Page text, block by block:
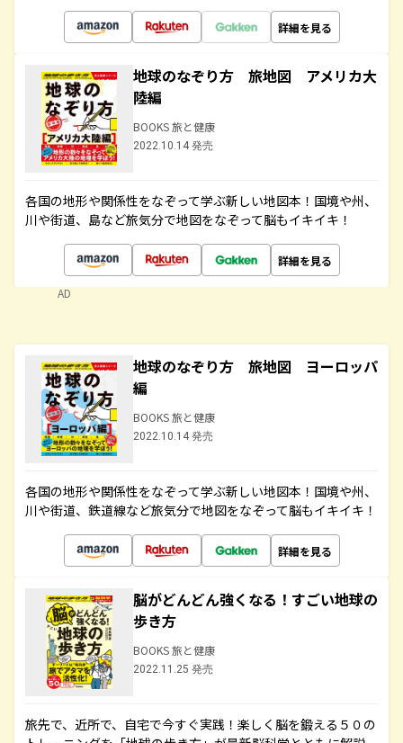
詳細を見る
地球のなぞり方 旅地図 アメリカ大
陸編
BOOKS 旅と健康
2022.10.14 発売
各国の地形や関係性をなぞって学ぶ新しい地図本！国境や州、
川や街道、島など旅気分で地図をなぞって脳もイキイキ！
詳細を見る
AD
地球のなぞり方 旅地図 ヨーロッパ
編
BOOKS 旅と健康
2022.10.14 発売
各国の地形や関係性をなぞって学ぶ新しい地図本！国境や州、
川や街道、鉄道線など旅気分で地図をなぞって脳もイキイキ！
詳細を見る
脳がどんどん強くなる！すごい地球の
歩き方
BOOKS 旅と健康
2022.11.25 発売
旅先で、近所で、自宅で今すぐ実践！楽しく脳を鍛える５０の